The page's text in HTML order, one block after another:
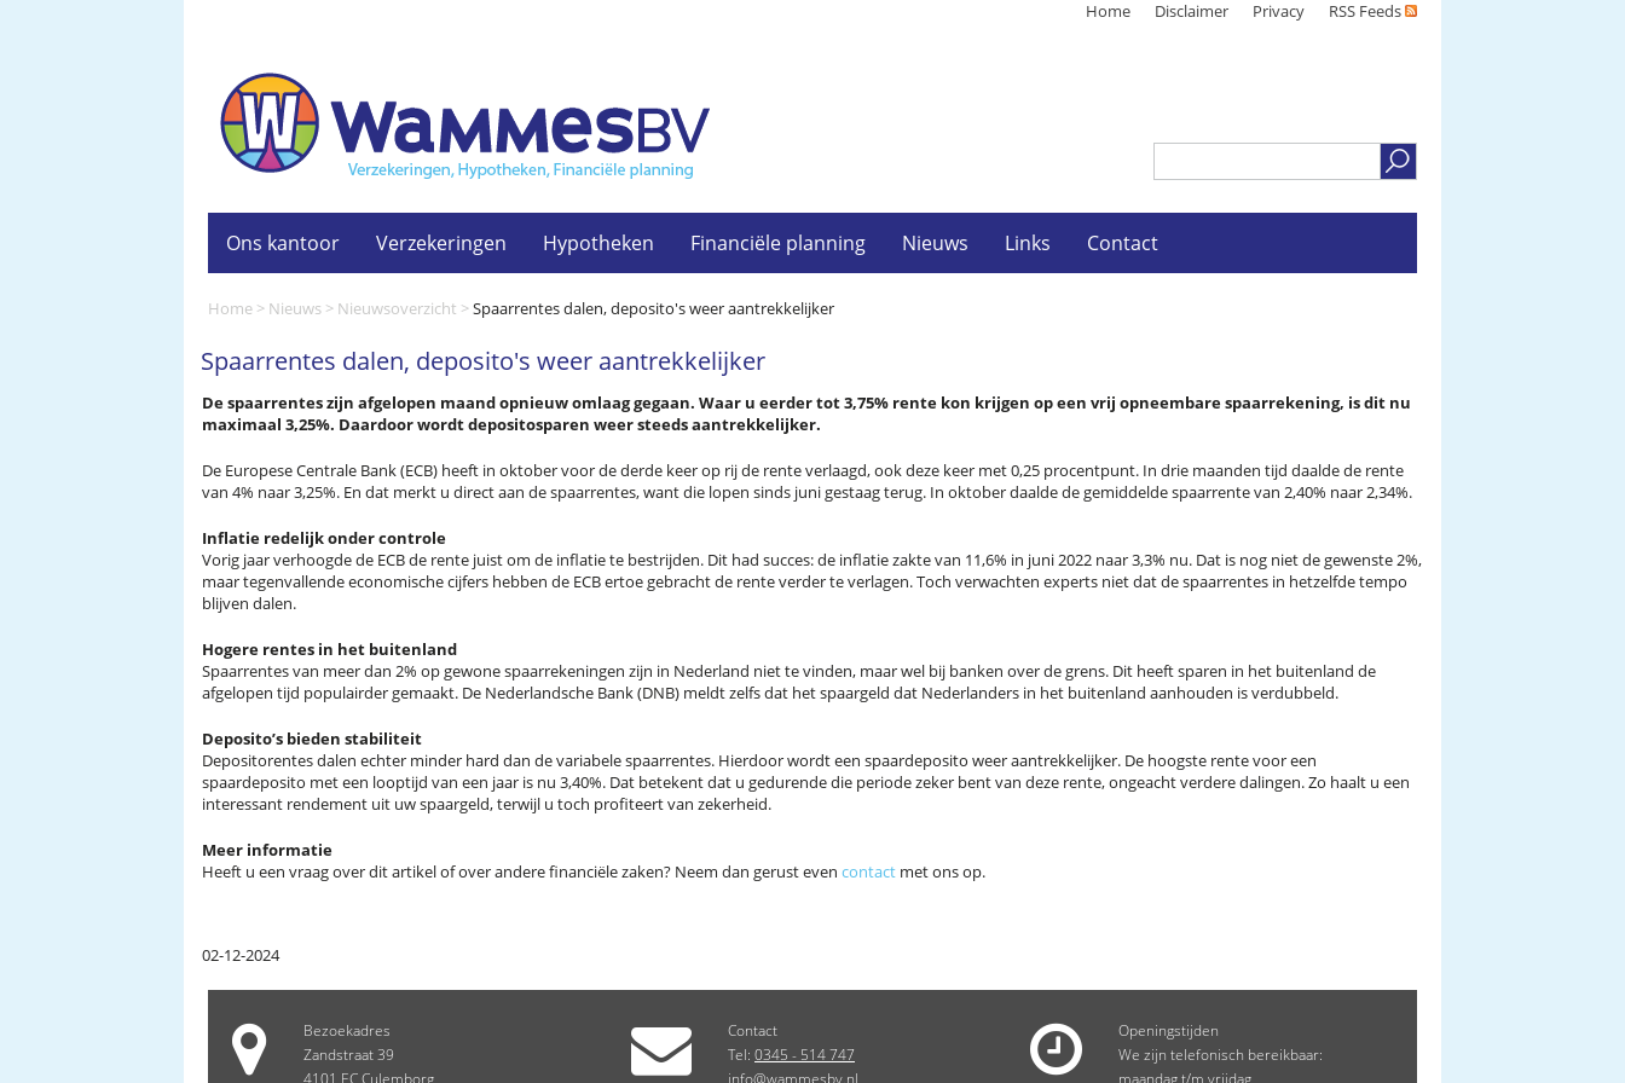
Home Disclaimer Privacy RSS Feeds
Home > Nieuws > Nieuwsoverzicht >Spaarrentes dalen, deposito's weer aantrekkelijker
Spaarrentes dalen, deposito's weer aantrekkelijker
De spaarrentes zijn afgelopen maand opnieuw omlaag gegaan. Waar u eerder tot 3,75% rente kon krijgen op een vrij opneembare spaarrekening, is dit nu
maximaal 3,25%. Daardoor wordt depositosparen weer steeds aantrekkelijker.
De Europese Centrale Bank (ECB) heeft in oktober voor de derde keer op rij de rente verlaagd, ook deze keer met 0,25 procentpunt. In drie maanden tijd daalde de rente
van 4% naar 3,25%. En dat merkt u direct aan de spaarrentes, want die lopen sinds juni gestaag terug. In oktober daalde de gemiddelde spaarrente van 2,40% naar 2,34%.
Inflatie redelijk onder controle
Vorig jaar verhoogde de ECB de rente juist om de inflatie te bestrijden. Dit had succes: de inflatie zakte van 11,6% in juni 2022 naar 3,3% nu. Dat is nog niet de gewenste 2%,
maar tegenvallende economische cijfers hebben de ECB ertoe gebracht de rente verder te verlagen. Toch verwachten experts niet dat de spaarrentes in hetzelfde tempo
blijven dalen.
Hogere rentes in het buitenland
Spaarrentes van meer dan 2% op gewone spaarrekeningen zijn in Nederland niet te vinden, maar wel bij banken over de grens. Dit heeft sparen in het buitenland de
afgelopen tijd populairder gemaakt. De Nederlandsche Bank (DNB) meldt zelfs dat het spaargeld dat Nederlanders in het buitenland aanhouden is verdubbeld.
Deposito’s bieden stabiliteit
Depositorentes dalen echter minder hard dan de variabele spaarrentes. Hierdoor wordt een spaardeposito weer aantrekkelijker. De hoogste rente voor een
spaardeposito met een looptijd van een jaar is nu 3,40%. Dat betekent dat u gedurende die periode zeker bent van deze rente, ongeacht verdere dalingen. Zo haalt u een
interessant rendement uit uw spaargeld, terwijl u toch profiteert van zekerheid.
Meer informatie
Heeft u een vraag over dit artikel of over andere financiële zaken? Neem dan gerust even contact met ons op.
02-12-2024
Bezoekadres
Zandstraat 39
4101 EC Culemborg
Contact
Tel: 0345 - 514 747
info@wammesbv.nl
Openingstijden
We zijn telefonisch bereikbaar:
maandag t/m vrijdag
Ons kantoor Verzekeringen Hypotheken Financiële planning Nieuws Links Contact